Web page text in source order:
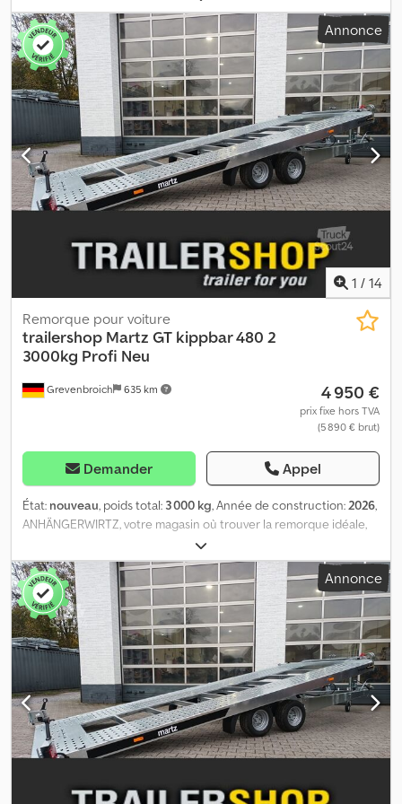
couleur:vert, type d'engrenage:automatique, classe d'émission:
Euro 6, Équipement:
ABS, chauffage de stationnement,
climatisation, programme électronique de stabilité (ESP), *
Volant multifonction * Kit mains libres Crjdpsvhvw Nsfx Afijf *
Radio avec fonction Bluetooth * Climatisation * Chauffage
stationnaire * Sièges chauffants * Lanterneau de toit * 2
couchettes ----* Assistant de démarrage en côte * Blocage de
différentiel sur l’essieu arrière * Assistant de maintien de voie *
Freinage d’urgence assisté * Suspension pneumatique ----*
Phares antibrouillard * 2 réservoirs diesel * Coffre de rangement
----Numéro interne du véhicule : 8591----Sous réserve d'erreurs
toute question concernant le véhicule ou pour plus
d’informations, contactez-nous aisément via WhatsApp. Whatsapp
Annonce
1 / 14
Grevenbroich 635 km
Remorque pour voiture
trailershop Martz GT kippbar 480 2
3000kg Profi Neu
4 950 €
prix fixe hors TVA
(5 890 € brut)
Demander Appel
État: nouveau, poids total: 3 000 kg, Année de construction: 2026,
ANHÄNGERWIRTZ, votre magasin où trouver la remorque idéale,
vous propose des marques réputées ! Plus de 850 remorques
neuves en stock Plus de 130 remorques d'occasion disponibles
en permanence. Exemple sans engagement : Offre valable dans la
limite des stocks ! Porte-voitures GT BASCULANT 480/2 3T Porte-
voitures Martz Carkipper 3000 485x205 cm, 3000 kg, plateforme
tandem avec châssis en V ALKO à profil bas, amortisseurs de
suspension de roues 10", équipé de pneus, rails de chargement
perforés conformes à la norme VDI 2700, accès direct,
basculement hydraulique, rails de chargement, treuil à câble,
roue de support automatique, prise 13 broches et éclairage
moderne... Inclut un treuil à câble Knott. Inclut un châssis pour
une vitesse de 100 km/h avec amortisseurs de suspension de
plateforme pour transport de véhicules professionnelle, à accès
Annonce